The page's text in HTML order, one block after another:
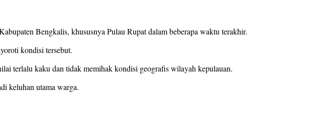
Bengkalis, khususnya Pulau Rupat dalam beberapa waktu terakhir.
kondisi tersebut.
terlalu kaku dan tidak memihak kondisi geografis wilayah kepulauan.
keluhan utama warga.